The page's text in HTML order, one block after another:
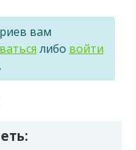
вам
либо войти